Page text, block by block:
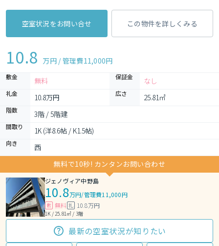
空室状況をお問い合せ この物件を詳しくみる
10.8 万円 / 管理費11,000円
敷金 無料 保証金 なし
礼金 10.8万円 広さ 25.81㎡
階数 3階 / 5階建
間取り 1K (洋8.6帖 / K1.5帖)
向き
西
無料で10秒! カンタンお問い合わせ
ジェノヴィア中野島
10.8万円/管理費11,000円
敷 無料 礼 10.8万円
1K / 25.81㎡ / 3階
最新の空室状況が知りたい